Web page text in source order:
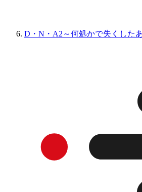
D・N・A2～何処かで失くした